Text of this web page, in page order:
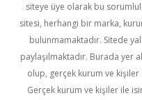
siteye üye olarak bu
sitesi, herhangi bir marka,
bulunmamaktadır. Sitede
paylaşılmaktadır. Burada yer
olup, gerçek kurum ve kişiler
Gerçek kurum ve kişiler ile